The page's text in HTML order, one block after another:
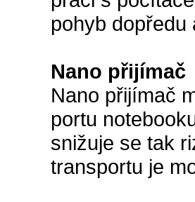
pohyb dopředu
Nano přijímač
Nano přijímač
portu
snižuje se tak
transportu je